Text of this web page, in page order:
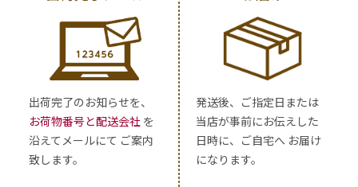
出荷完了のお知らせを、
お荷物番号と配送会社 を
沿えてメールにて ご案内
致します。
発送後、ご指定日または
当店が事前にお伝えした
日時に、ご自宅へ お届け
になります。